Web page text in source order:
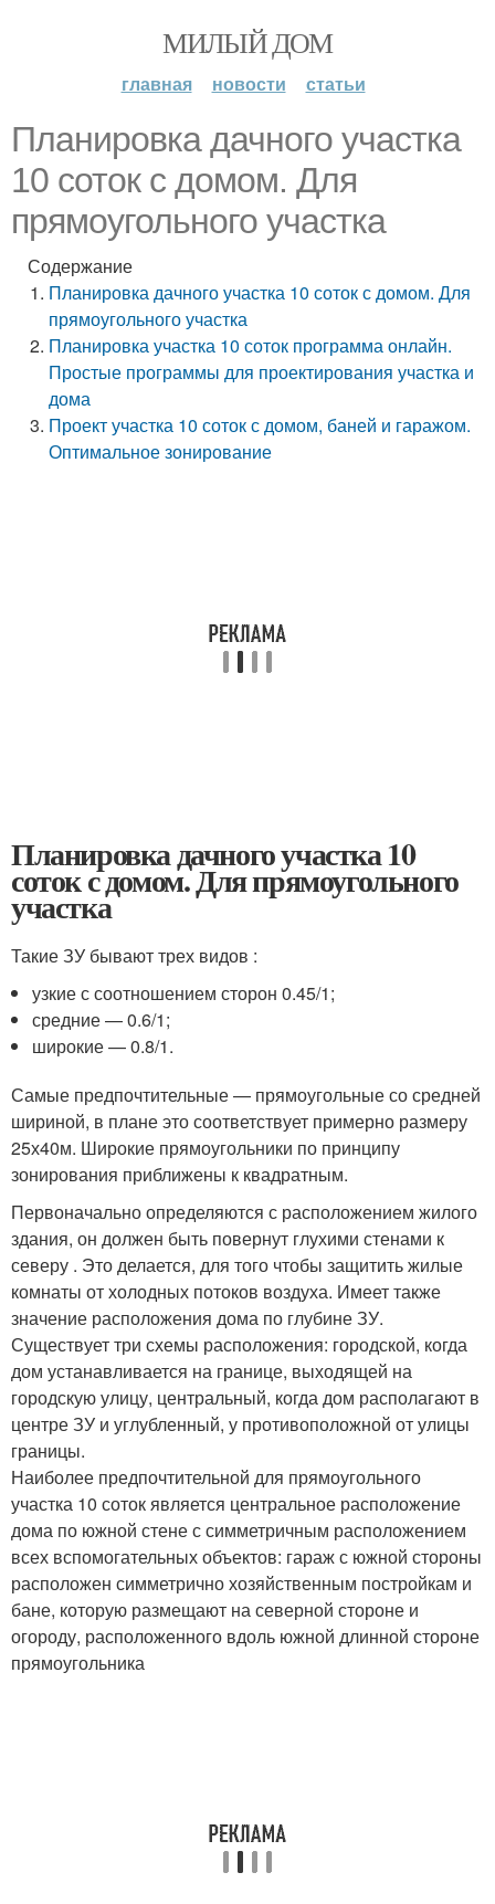
МИЛЫЙ ДОМ
главная новости статьи
Планировка дачного участка
10 соток с домом. Для
прямоугольного участка
Содержание
Планировка дачного участка 10 соток с домом. Для
прямоугольного участка
Планировка участка 10 соток программа онлайн.
Простые программы для проектирования участка и
дома
Проект участка 10 соток с домом, баней и гаражом.
Оптимальное зонирование
Планировка дачного участка 10
соток с домом. Для прямоугольного
участка
Такие ЗУ бывают трех видов :
узкие с соотношением сторон 0.45/1;
средние — 0.6/1;
широкие — 0.8/1.
Самые предпочтительные — прямоугольные со средней
шириной, в плане это соответствует примерно размеру
25х40м. Широкие прямоугольники по принципу
зонирования приближены к квадратным.
Первоначально определяются с расположением жилого
здания, он должен быть повернут глухими стенами к
северу . Это делается, для того чтобы защитить жилые
комнаты от холодных потоков воздуха. Имеет также
значение расположения дома по глубине ЗУ.
Существует три схемы расположения: городской, когда
дом устанавливается на границе, выходящей на
городскую улицу, центральный, когда дом располагают в
центре ЗУ и углубленный, у противоположной от улицы
границы.
Наиболее предпочтительной для прямоугольного
участка 10 соток является центральное расположение
дома по южной стене с симметричным расположением
всех вспомогательных объектов: гараж с южной стороны
расположен симметрично хозяйственным постройкам и
бане, которую размещают на северной стороне и
огороду, расположенного вдоль южной длинной стороне
прямоугольника